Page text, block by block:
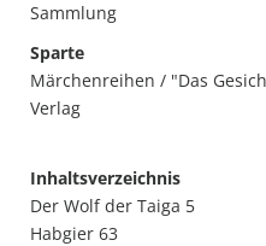
Sammlung
Sparte
Märchenreihen / "Das
Verlag
Inhaltsverzeichnis
Der Wolf der Taiga 5
Habgier 63